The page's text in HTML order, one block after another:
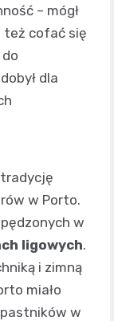
– mógł
też cofać się
dla
w Porto.
w
ligowych.
i zimną
miało
w